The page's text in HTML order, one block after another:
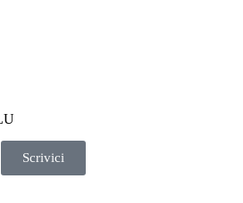
Scrivici